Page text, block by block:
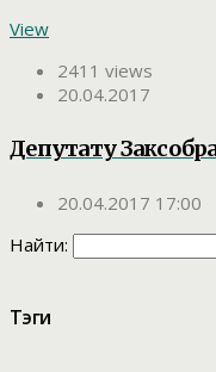
View
2411 views
20.04.2017
Депутату
20.04.2017 17:00
Найти:
Тэги